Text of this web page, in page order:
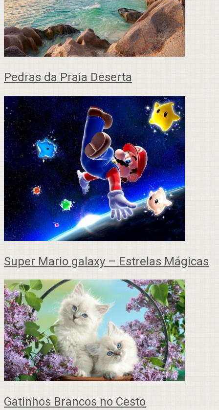
Pedras da Praia Deserta
Super Mario galaxy – Estrelas Mágicas
Gatinhos Brancos no Cesto